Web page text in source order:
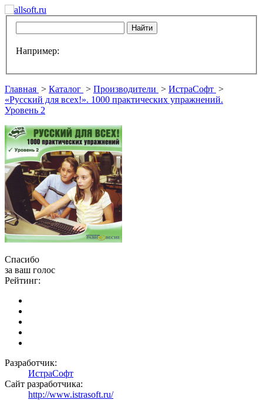
Например:
Главная > Каталог > Производители > ИстраСофт >
«Русский для всех!». 1000 практических упражнений.
Уровень 2
Спасибо
за ваш голос
Рейтинг:
Разработчик:
ИстраСофт
Сайт разработчика:
http://www.istrasoft.ru/